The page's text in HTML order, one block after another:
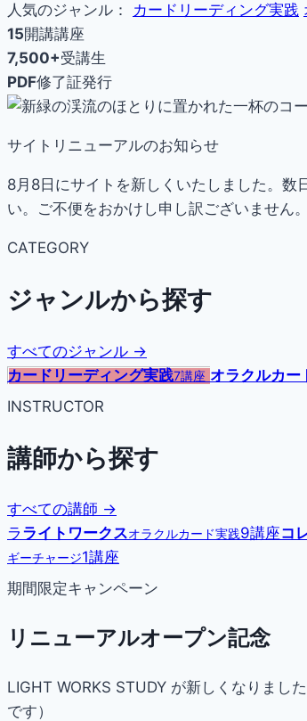
人気のジャンル： カードリーディング実践
15開講講座
7,500+受講生
PDF修了証発行
サイトリニューアルのお知らせ
8月8日にサイトを新しくいたしました。数
い。ご不便をおかけし申し訳ございません。
CATEGORY
ジャンルから探す
すべてのジャンル →
カードリーディング実践7講座 オラクルカー
INSTRUCTOR
講師から探す
すべての講師 →
ラ ライトワークスオラクルカード実践9講座コ
ギーチャージ1講座
期間限定キャンペーン
リニューアルオープン記念
LIGHT WORKS STUDY が新しくなりまし
です）